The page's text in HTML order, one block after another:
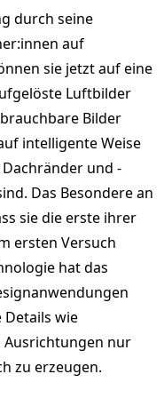
durch seine
auf
sie jetzt auf eine
Luftbilder
Bilder
intelligente Weise
und -
Das Besondere an
sie die erste ihrer
ersten Versuch
hat das
wie
nur
zu erzeugen.